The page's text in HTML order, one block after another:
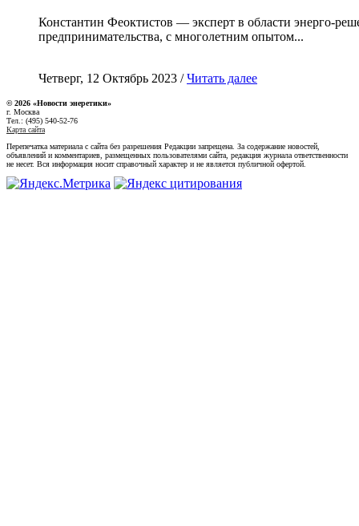
Константин Феоктистов — эксперт в области энерго-
предпринимательства, с многолетним опытом...
Четверг, 12 Октябрь 2023 /Читать далее
© 2026 «Новости энеретики»
г. Москва
Тел.: (495) 540-52-76
Карта сайта
Перепечатка материала с сайта без разрешения Редакции запрещена. За содержание новостей,
объявлений и комментариев, размещенных пользователями сайта, редакция журнала ответственности
не несет. Вся информация носит справочный характер и не является публичной офертой.